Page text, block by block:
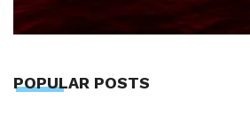
POPULAR POSTS